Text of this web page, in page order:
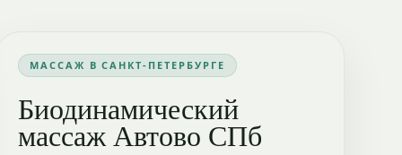
МАССАЖ В САНКТ-ПЕТЕРБУРГЕ
Биодинамический
массаж Автово СПб